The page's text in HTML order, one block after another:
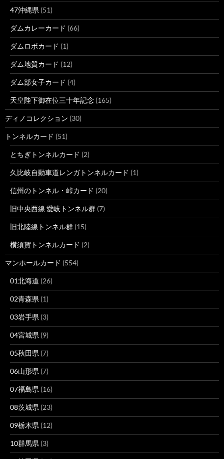
47沖縄県 (51)
ダムカレーカード (66)
ダムロボカード (1)
ダム地質カード (12)
ダム部女子カード (4)
天皇陛下御在位三十年記念 (165)
ディノコレクション (30)
トンネルカード (51)
とちぎトンネルカード (2)
久比岐自動車道レンガトンネルカード (1)
信州のトンネル・峠カード (20)
旧中央西線 愛岐トンネル群 (7)
旧北陸線トンネル群 (15)
横須賀トンネルカード (2)
マンホールカード (554)
01北海道 (26)
02青森県 (1)
03岩手県 (3)
04宮城県 (9)
05秋田県 (7)
06山形県 (7)
07福島県 (16)
08茨城県 (23)
09栃木県 (12)
10群馬県 (3)